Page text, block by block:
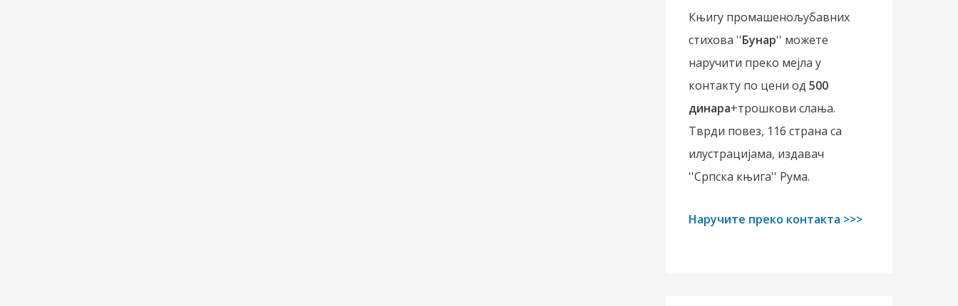
Књигу промашенољубавних
стихова ''Бунар'' можете
наручити преко мејла у
контакту по цени од 500
динара+трошкови слања.
Тврди повез, 116 страна са
илустрацијама, издавач
''Српска књига'' Рума.
Наручите преко контакта >>>